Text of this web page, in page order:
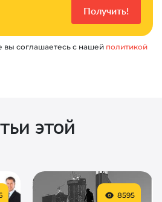
вы соглашаетесь с нашей политикой
этой
8595